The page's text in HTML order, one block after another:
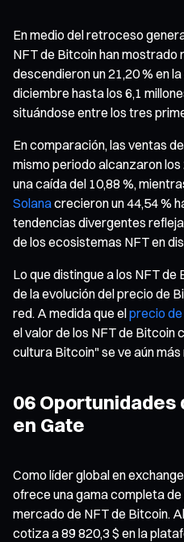
En medio del retroceso
NFT de Bitcoin han mostrado
descendieron un 21,20 % en
diciembre hasta los 6,1
situándose entre los tres
En comparación, las ventas
mismo periodo alcanzaron los
una caída del 10,88 %,
Solanacrecieron un 44,54 %
tendencias divergentes
de los ecosistemas NFT en
Lo que distingue a los NFT
de la evolución del precio de
red. A medida que elprecio
el valor de los NFT de Bitcoin
cultura Bitcoin" se ve aún
06 Oportunidades
en Gate
Como líder global en
ofrece una gama completa
mercado de NFT de Bitcoin.
cotiza a 89 820,3 $ en la